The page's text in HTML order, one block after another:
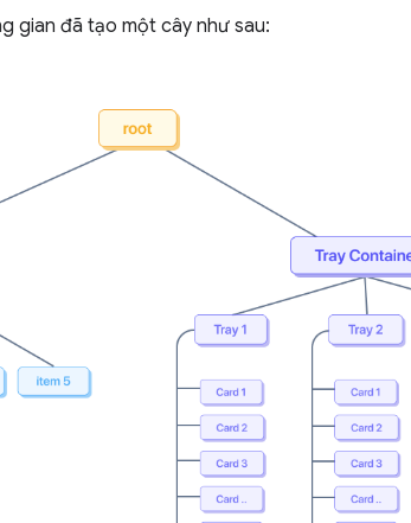
gian đã tạo một cây như sau: